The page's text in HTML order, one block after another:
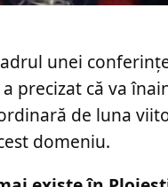
unei
precizat că va
de luna
domeniu.